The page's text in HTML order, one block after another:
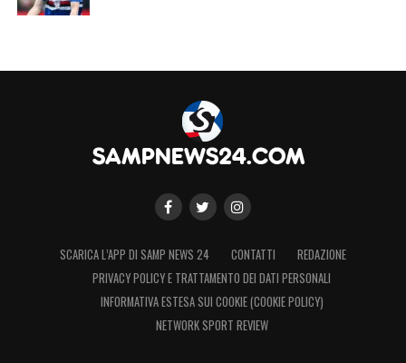
SCARICA L’APP DI SAMP NEWS 24 CONTATTI
REDAZIONE
PRIVACY POLICY E TRATTAMENTO DEI DATI PERSONALI
INFORMATIVA ESTESA SUI COOKIE (COOKIE POLICY)
NETWORK SPORT REVIEW